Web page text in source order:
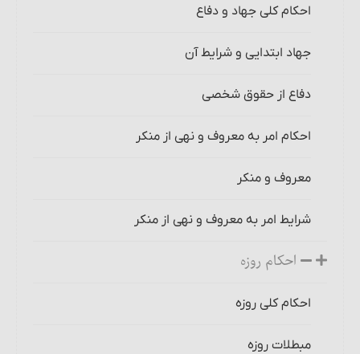
احکام کلی جهاد و دفاع
جهاد ابتدایی و شرایط آن‏
دفاع از حقوق شخصی
احکام امر به معروف و نهی از منکر
معروف و منکر
شرایط امر به معروف و نهی از منکر
احکام روزه
احکام کلی روزه
مبطلات روزه